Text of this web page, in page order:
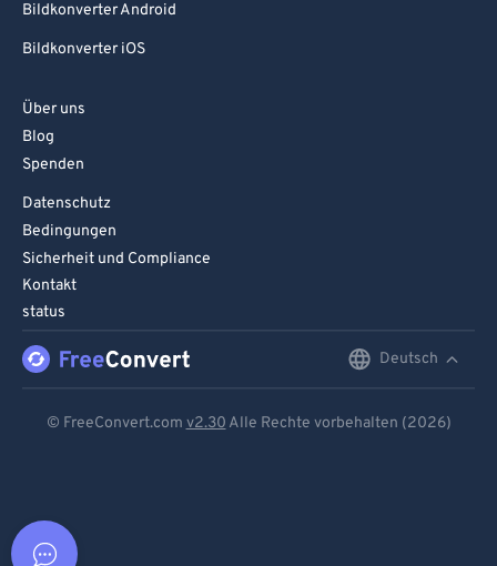
Bildkonverter Android
Bildkonverter iOS
Über uns
Blog
Spenden
Datenschutz
Bedingungen
Sicherheit und Compliance
Kontakt
status
Deutsch
© FreeConvert.com v2.30 Alle Rechte vorbehalten (2026)